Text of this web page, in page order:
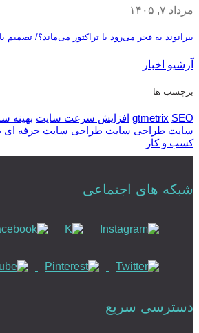
مرداد ۷, ۱۴۰۵
بیرانوند به فجر می‌رود یا تراکتور می‌ماند؟/ تصمیم
آرشیو اخبار
برچسب ها
gtmetrix SEO افزایش سرعت سایت بهینه
سایت طراحی سایت طراحی سایت حرفه ای
کسب و کار
شبکه های اجتماعی
دسترسی سریع